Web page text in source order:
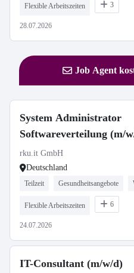
Flexible Arbeitszeiten 3
28.07.2026
Job Agent
System Administrator
Softwareverteilung (m/
rku.it GmbH
Deutschland
Teilzeit Gesundheitsangebote
Flexible Arbeitszeiten 6
24.07.2026
IT-Consultant (m/w/d)